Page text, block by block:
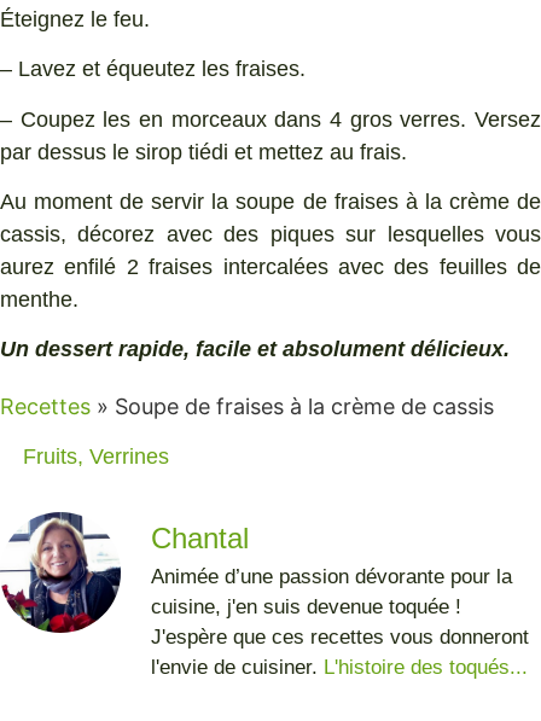
Éteignez le feu.
– Lavez et équeutez les fraises.
– Coupez les en morceaux dans 4 gros verres. Versez
par dessus le sirop tiédi et mettez au frais.
Au moment de servir la soupe de fraises à la crème de
cassis, décorez avec des piques sur lesquelles vous
aurez enfilé 2 fraises intercalées avec des feuilles de
menthe.
Un dessert rapide, facile et absolument délicieux.
Recettes » Soupe de fraises à la crème de cassis
Fruits, Verrines
Chantal
Animée d’une passion dévorante pour la
cuisine, j'en suis devenue toquée !
J'espère que ces recettes vous donneront
l'envie de cuisiner. L'histoire des toqués...